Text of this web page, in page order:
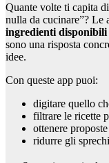
Quante volte ti capita
nulla da cucinare”? Le
ingredienti disponibili
sono una risposta
idee.
Con queste app puoi:
digitare quello
filtrare le ricette
ottenere
ridurre gli